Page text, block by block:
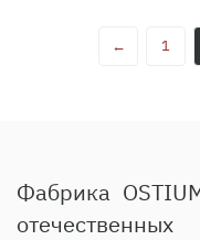
← 1
Фабрика